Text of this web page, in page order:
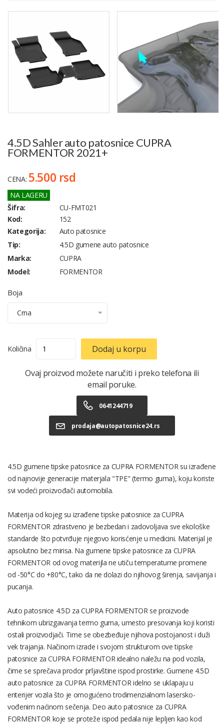
4.5D Sahler auto patosnice CUPRA
FORMENTOR 2021+
CENA: 5.500 rsd
NA LAGERU
Šifra:
CU-FMT021
Kod:
152
Kategorija:
Auto patosnice
Tip:
4.5D gumene auto patosnice
Marka:
CUPRA
Model:
FORMENTOR
Boja
Crna
Količina Dodaj u korpu
Ovaj proizvod možete naručiti i preko telefona ili
email poruke.
0641244719
prodaja@autopatosnice24.rs
4.5D gumene tipske patosnice za CUPRA FORMENTOR su izrađene
od najnovije generacije materjala "TPE" (termo guma), koju koriste
svi vodeći proizvođači automobila.
Materija od kojeg su izrađene tipske patosnice za CUPRA
FORMENTOR zdrastveno je bezbedan i zadovoljava sve ekološke
standarde što potvrđuje njegovo korisćenje u medicini. Materijal je
apsolutno bez mirisa. Na gumene tipske patosnice za CUPRA
FORMENTOR od ovog materijla ne utiču temperaturne promene
od -50°C do +80°C, tako da ne dolazi do njihovog širenja, savijanja i
pucanja.
Auto patosnice 4.5D za CUPRA FORMENTOR se proizvode
tehnikom ubrizgavanja termo guma, umesto presovanja koji koristi
ostali proizvodjači. Time se obezbeđuje njihova postojanost i duži
vek trajanja. Načinom izrade i svojom strukturom ove tipske
patosnice za CUPRA FORMENTOR idealno naležu na pod vozila,
čime se sprečava prodor prljavštine ispod prostirke. Gumene 4.5D
auto patosnice za CUPRA FORMENTOR idelno se uklapaju u
enterijer vozila što je omogućeno trodimenzialnom lasersko-
vođenim naćinom sečenja. Deo auto patosnice za CUPRA
FORMENTOR koje se proteže ispod pedala nije lepljen kao kod